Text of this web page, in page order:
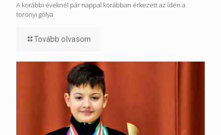
A korábbi éveknél pár nappal korábban érkezett az idén a
toronyi gólya
Tovább olvasom